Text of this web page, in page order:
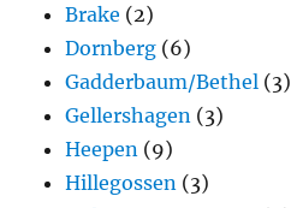
Brake (2)
Dornberg (6)
Gadderbaum/Bethel (3)
Gellershagen (3)
Heepen (9)
Hillegossen (3)